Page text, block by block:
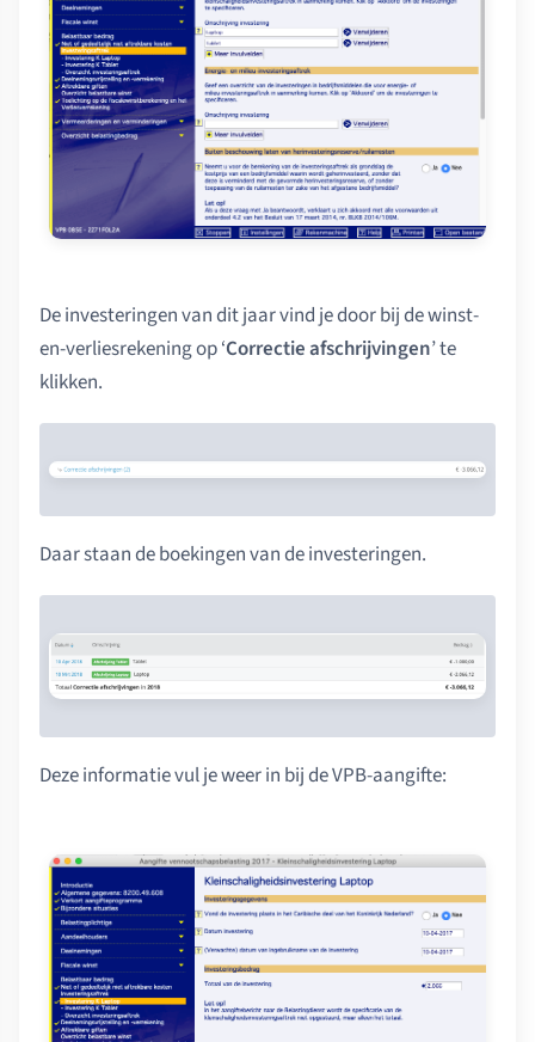
De investeringen van dit jaar vind je door bij de winst-
en-verliesrekening op ‘Correctie afschrijvingen’ te
klikken.
Daar staan de boekingen van de investeringen.
Deze informatie vul je weer in bij de VPB-aangifte: